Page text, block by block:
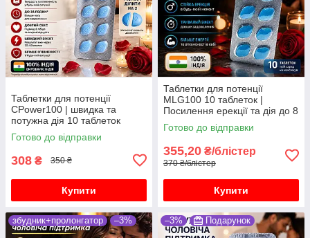
Таблетки для потенції
СPower100 | швидка та
потужна дія 10 таблеток
Готово до відправки
308 ₴ 350 ₴
Купити
Таблетки для потенції
MLG100 10 таблеток |
Посилення ерекції та дія до 8
годин
Готово до відправки
355,20 ₴/блістер
370 ₴/блістер
Купити
збудник+пролонгатор –3% –3% Подарунок